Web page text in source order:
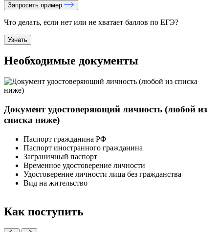
Запросить пример
Что делать, если нет или не хватает баллов по ЕГЭ?
Узнать
Необходимые документы
Документ удостоверяющий личность (любой из
списка ниже)
Паспорт гражданина РФ
Паспорт иностранного гражданина
Заграничный паспорт
Временное удостоверение личности
Удостоверение личности лица без гражданства
Вид на жительство
Как поступить